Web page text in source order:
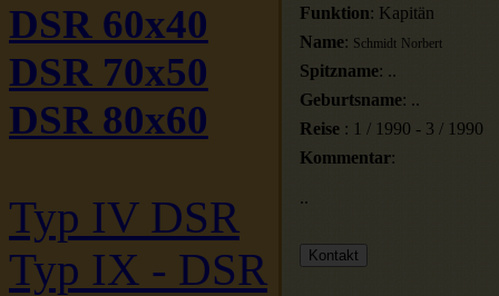
DSR 60x40
DSR 70x50
DSR 80x60
Typ IV DSR
Typ IX - DSR
Funktion: Kapitän
Name: Schmidt Norbert
Spitzname: ..
Geburtsname: ..
Reise : 1 / 1990 - 3 / 1990
Kommentar:
..